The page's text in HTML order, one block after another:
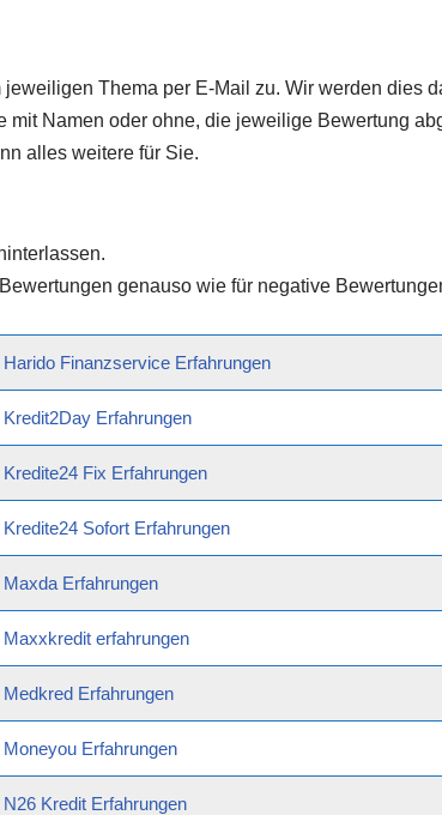
Thema per E-Mail zu. Wir werden dies
Namen oder ohne, die jeweilige Bewertung
alles weitere für Sie.
genauso wie für negative
Harido Finanzservice Erfahrungen
Kredit2Day Erfahrungen
Kredite24 Fix Erfahrungen
Kredite24 Sofort Erfahrungen
Maxda Erfahrungen
Maxxkredit erfahrungen
Medkred Erfahrungen
Moneyou Erfahrungen
N26 Kredit Erfahrungen